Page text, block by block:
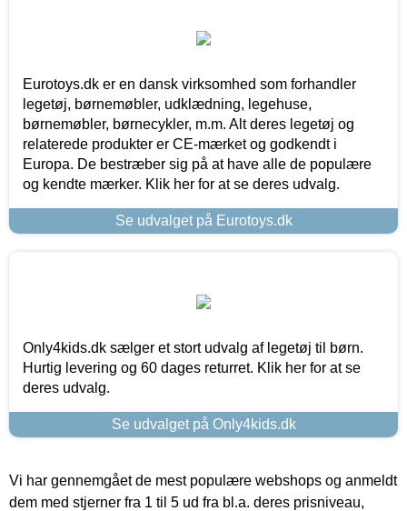
Eurotoys.dk er en dansk virksomhed som forhandler
legetøj, børnemøbler, udklædning, legehuse,
børnemøbler, børnecykler, m.m. Alt deres legetøj og
relaterede produkter er CE-mærket og godkendt i
Europa. De bestræber sig på at have alle de populære
og kendte mærker. Klik her for at se deres udvalg.
Se udvalget på Eurotoys.dk
Only4kids.dk sælger et stort udvalg af legetøj til børn.
Hurtig levering og 60 dages returret. Klik her for at se
deres udvalg.
Se udvalget på Only4kids.dk
Vi har gennemgået de mest populære webshops og anmeldt
dem med stjerner fra 1 til 5 ud fra bl.a. deres prisniveau,